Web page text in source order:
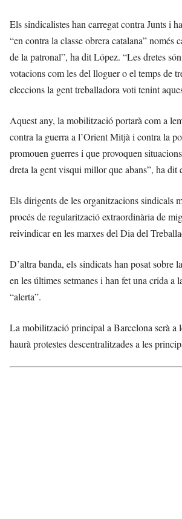
Els sindicalistes han carregat contra Junts i
“en contra la classe obrera catalana”
de la patronal”, ha dit López. “Les dretes
votacions com les del lloguer o el temps de
eleccions la gent treballadora voti tenint
Aquest any, la mobilització portarà com a
contra la guerra a l’Orient Mitjà i contra la
promouen guerres i que provoquen
dreta la gent visqui millor que abans”, ha dit
Els dirigents de les organitzacions sindicals
procés de regularització extraordinària de
reivindicar en les marxes del Dia del
D’altra banda, els sindicats han posat sobre
en les últimes setmanes i han fet una crida
“alerta”.
La mobilització principal a Barcelona serà a
haurà protestes descentralitzades a les